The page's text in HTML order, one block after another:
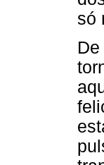
só